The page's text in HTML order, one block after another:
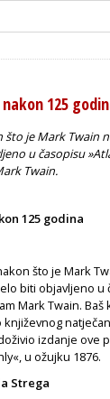
125
je Mark Twain
u časopisu
Twain.
125 godina
što je Mark
biti objavljeno
Mark Twain.
izdanje ove
u ožujku 1876.
Strega